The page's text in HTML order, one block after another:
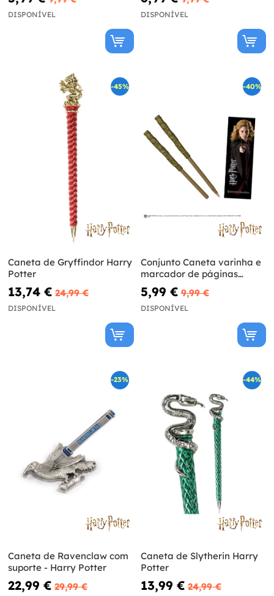
DISPONÍVEL DISPONÍVEL
-45%
Caneta de Gryffindor Harry
Potter
13,74 € 24,99 €
DISPONÍVEL
-40%
Conjunto Caneta varinha e
marcador de páginas
Hermione Harry Potter
5,99 € 9,99 €
DISPONÍVEL
-23%
Caneta de Ravenclaw com
suporte - Harry Potter
22,99 € 29,99 €
-44%
Caneta de Slytherin Harry
Potter
13,99 € 24,99 €